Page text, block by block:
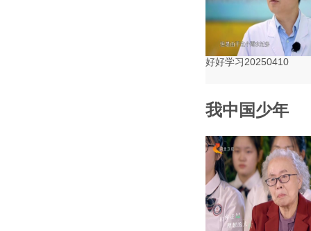
好好学习20250410
我中国少年